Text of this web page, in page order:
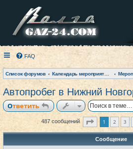
FAQ
Список форумов
Автопробег в Нижний
Ответить
487 сообщений Страница из
1 2 3
Сообщение